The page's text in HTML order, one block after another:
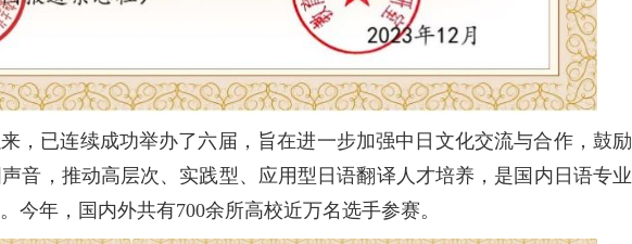
，已连续成功举办了六届，旨在进一步加强中日文化交流与合作，鼓励
音，推动高层次、实践型、应用型日语翻译人才培养，是国内日语专业
年，国内外共有700余所高校近万名选手参赛。